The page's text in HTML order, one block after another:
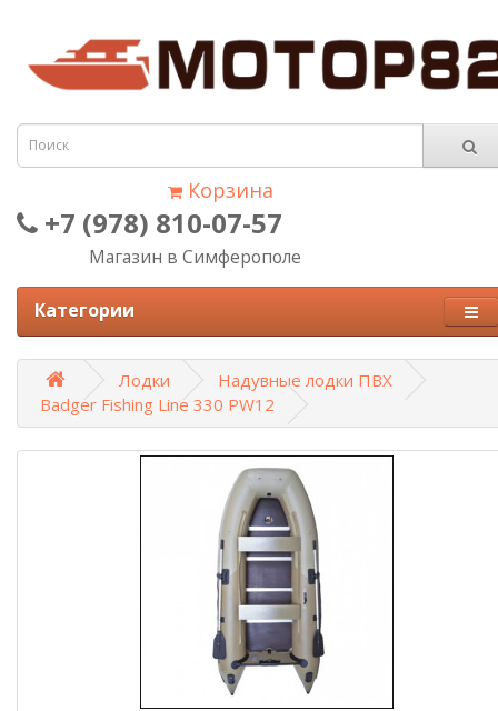
Корзина
+7 (978) 810-07-57
Магазин в Симферополе
Категории
Лодки
Надувные лодки ПВХ
Badger Fishing Line 330 PW12